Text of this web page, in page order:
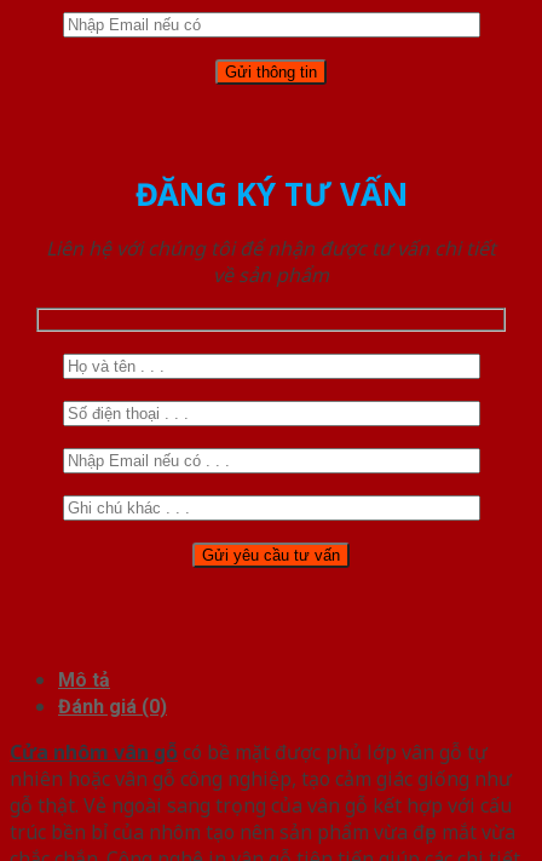
ĐĂNG KÝ TƯ VẤN
Liên hệ với chúng tôi để nhận được tư vấn chi tiết
về sản phẩm
Mô tả
Đánh giá (0)
Cửa nhôm vân gỗcó bề mặt được phủ lớp vân gỗ tự
nhiên hoặc vân gỗ công nghiệp, tạo cảm giác giống như
gỗ thật. Vẻ ngoài sang trọng của vân gỗ kết hợp với cấu
trúc bền bỉ của nhôm tạo nên sản phẩm vừa đẹp mắt vừa